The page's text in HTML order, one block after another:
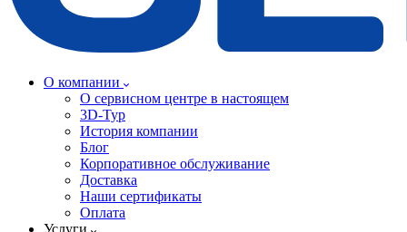
О компании
О сервисном центре в настоящем
3D-Тур
История компании
Блог
Корпоративное обслуживание
Доставка
Наши сертификаты
Оплата
Услуги